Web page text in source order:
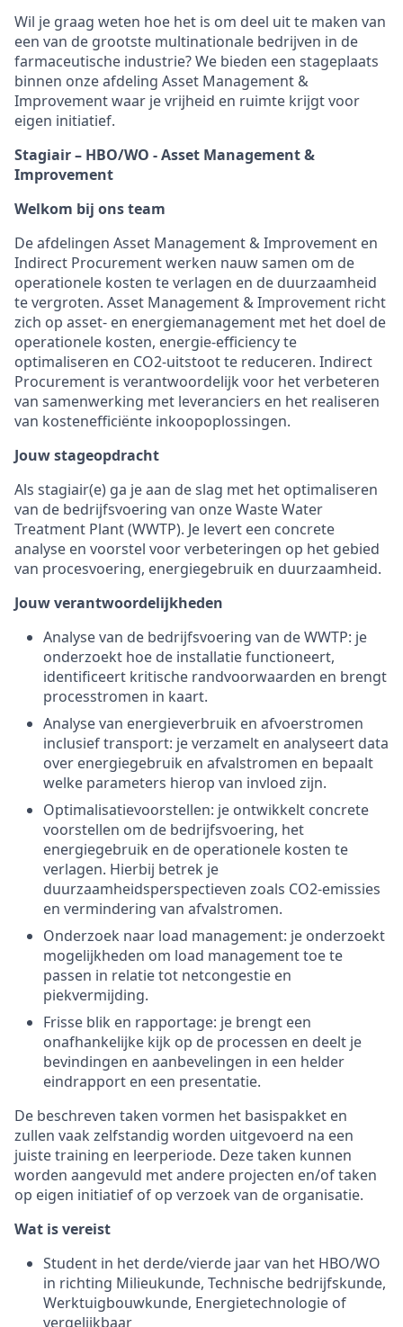
Wil je graag weten hoe het is om deel uit te maken van
een van de grootste multinationale bedrijven in de
farmaceutische industrie? We bieden een stageplaats
binnen onze afdeling Asset Management &
Improvement waar je vrijheid en ruimte krijgt voor
eigen initiatief.
Stagiair – HBO/WO - Asset Management &
Improvement
Welkom bij ons team
De afdelingen Asset Management & Improvement en
Indirect Procurement werken nauw samen om de
operationele kosten te verlagen en de duurzaamheid
te vergroten. Asset Management & Improvement richt
zich op asset- en energiemanagement met het doel de
operationele kosten, energie-efficiency te
optimaliseren en CO2-uitstoot te reduceren. Indirect
Procurement is verantwoordelijk voor het verbeteren
van samenwerking met leveranciers en het realiseren
van kostenefficiënte inkoopoplossingen.
Jouw stageopdracht
Als stagiair(e) ga je aan de slag met het optimaliseren
van de bedrijfsvoering van onze Waste Water
Treatment Plant (WWTP). Je levert een concrete
analyse en voorstel voor verbeteringen op het gebied
van procesvoering, energiegebruik en duurzaamheid.
Jouw verantwoordelijkheden
Analyse van de bedrijfsvoering van de WWTP: je
onderzoekt hoe de installatie functioneert,
identificeert kritische randvoorwaarden en brengt
processtromen in kaart.
Analyse van energieverbruik en afvoerstromen
inclusief transport: je verzamelt en analyseert data
over energiegebruik en afvalstromen en bepaalt
welke parameters hierop van invloed zijn.
Optimalisatievoorstellen: je ontwikkelt concrete
voorstellen om de bedrijfsvoering, het
energiegebruik en de operationele kosten te
verlagen. Hierbij betrek je
duurzaamheidsperspectieven zoals CO2-emissies
en vermindering van afvalstromen.
Onderzoek naar load management: je onderzoekt
mogelijkheden om load management toe te
passen in relatie tot netcongestie en
piekvermijding.
Frisse blik en rapportage: je brengt een
onafhankelijke kijk op de processen en deelt je
bevindingen en aanbevelingen in een helder
eindrapport en een presentatie.
De beschreven taken vormen het basispakket en
zullen vaak zelfstandig worden uitgevoerd na een
juiste training en leerperiode. Deze taken kunnen
worden aangevuld met andere projecten en/of taken
op eigen initiatief of op verzoek van de organisatie.
Wat is vereist
Student in het derde/vierde jaar van het HBO/WO
in richting Milieukunde, Technische bedrijfskunde,
Werktuigbouwkunde, Energietechnologie of
vergelijkbaar